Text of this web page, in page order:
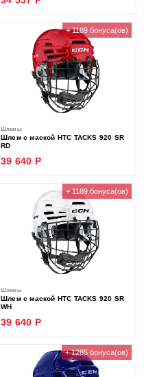
+ 1189 бонуса(ов)
Шлемы
Шлем с маской HTC TACKS 920 SR
RD
39 640 Р
+ 1189 бонуса(ов)
Шлемы
Шлем с маской HTC TACKS 920 SR
WH
39 640 Р
+ 1285 бонуса(ов)